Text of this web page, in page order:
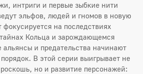
интриги и первые зыбкие нити
эльфов, людей и гномов в новую
на последствиях
Кольца и зарождающемся
и предательства начинают
В этой серии выигрывает не
но и развитие персонажей: